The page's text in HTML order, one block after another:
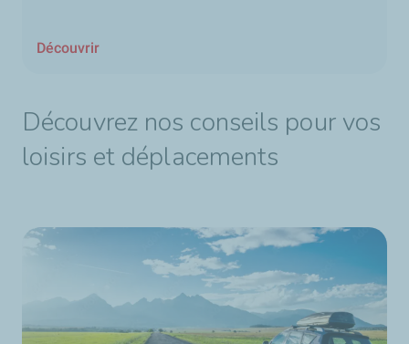
Découvrir
Découvrez nos conseils pour vos
loisirs et déplacements